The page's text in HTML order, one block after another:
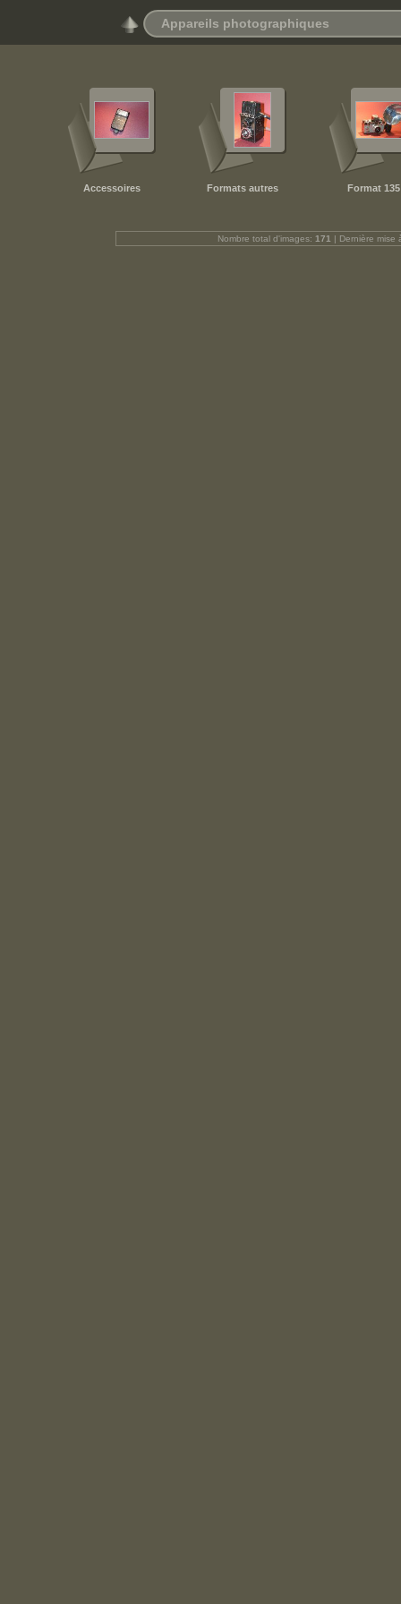
Appareils photographiques
Accessoires Formats autres Format 135
Nombre total d'images: 171 | Dernière mise